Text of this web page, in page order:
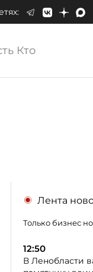
Кто
Лента
Только бизнес
12:50
В Ленобласти